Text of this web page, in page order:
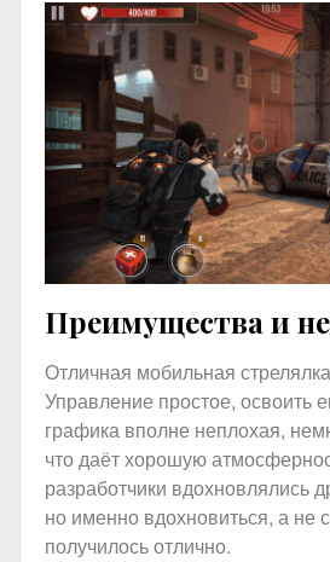
Преимущества и
Отличная мобильная
Управление простое, освоить
графика вполне неплохая,
что даёт хорошую
разработчики вдохновлялись
но именно вдохновиться, а не
получилось отлично.